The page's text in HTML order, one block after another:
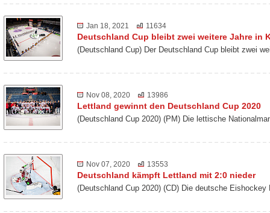
Jan 18, 2021 11634
Deutschland Cup bleibt zwei weitere Jahre in
(Deutschland Cup) Der Deutschland Cup bleibt zwei
Nov 08, 2020 13986
Lettland gewinnt den Deutschland Cup 2020
(Deutschland Cup 2020) (PM) Die lettische
Nov 07, 2020 13553
Deutschland kämpft Lettland mit 2:0 nieder
(Deutschland Cup 2020) (CD) Die deutsche